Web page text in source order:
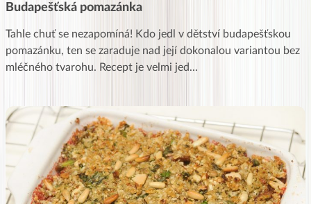
Budapešťská pomazánka
Tahle chuť se nezapomíná! Kdo jedl v dětství budapešťskou
pomazánku, ten se zaraduje nad její dokonalou variantou bez
mléčného tvarohu. Recept je velmi jed...